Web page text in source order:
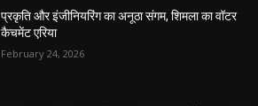
प्रकृति और इंजीनियरिंग का अनूठा संगम, शिमला का वॉटर
कैचमेंट एरिया
February 24, 2026